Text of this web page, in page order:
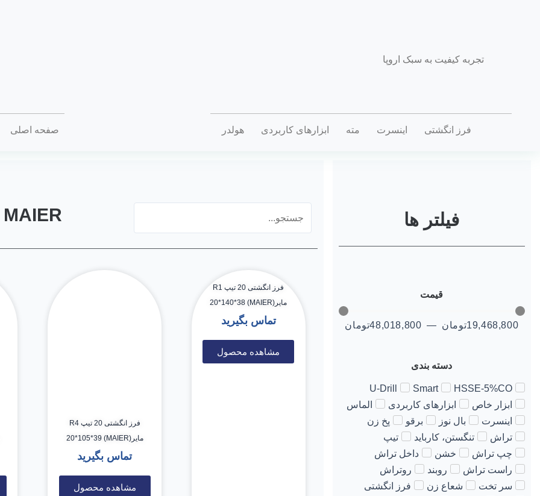
تجربه کیفیت به سبک اروپا
فرز انگشتی اینسرت مته ابزارهای کاربردی هولدر صفحه اصلی
فیلتر ها
قیمت
19,468,800تومان —
48,018,800تومان
دسته بندی
HSSE-5%CO
Smart
U-Drill
ابزار خاص
ابزارهای کاربردی
الماس
اینسرت
بال نوز برقو
پخ زن
تراش
تنگستن، کارباید
تیپ
چپ تراش
خشن
داخل تراش
راست تراش
روبند
روتراش
سر تخت
شعاع زن
فرز انگشتی
MAIER
فرز انگشتی 20 تیپ R1
مایر(MAIER) 20*140*38
تماس بگیرید
مشاهده محصول
فرز انگشتی 20 تیپ R4
مایر(MAIER) 20*105*39
تماس بگیرید
مشاهده محصول